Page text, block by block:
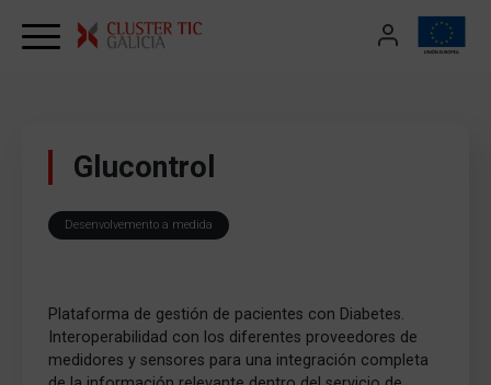
Glucontrol
Desenvolvemento a medida
Plataforma de gestión de pacientes con Diabetes.
Interoperabilidad con los diferentes proveedores de
medidores y sensores para una integración completa